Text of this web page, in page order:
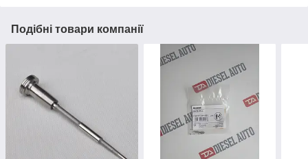
Подібні товари компанії